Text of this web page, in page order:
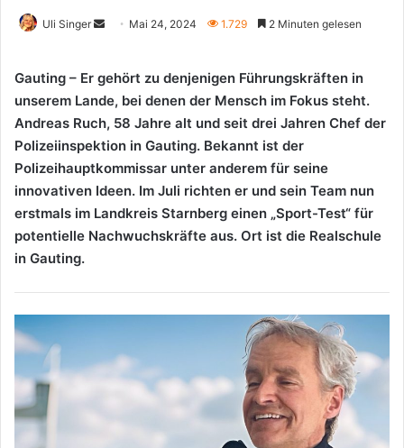
Uli Singer
Sende
E-
Mail
Mai 24, 2024 1.729 2 Minuten gelesen
Gauting – Er gehört zu denjenigen Führungskräften in
unserem Lande, bei denen der Mensch im Fokus steht.
Andreas Ruch, 58 Jahre alt und seit drei Jahren Chef der
Polizeiinspektion in Gauting. Bekannt ist der
Polizeihauptkommissar unter anderem für seine
innovativen Ideen. Im Juli richten er und sein Team nun
erstmals im Landkreis Starnberg einen „Sport-Test“ für
potentielle Nachwuchskräfte aus. Ort ist die Realschule
in Gauting.